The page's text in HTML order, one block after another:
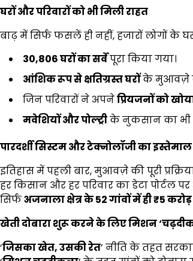
घरों और परिवारों को भी मिली राहत
बाढ़ में सिर्फ फसलें ही नहीं, हजारों लोगों के
30,806घरों का सर्वेपूरा किया गया।
आंशिक रूप से क्षतिग्रस्त घरोंके मुआवज़े
जिन परिवारों ने अपनेप्रियजनों को
मवेशियों और पोल्ट्रीके नुकसान का भी
पारदर्शी सिस्टम और टेक्नोलॉजी का इस्तेमाल
इतिहास में पहली बार, मुआवज़े की पूरी
हर किसान और हर परिवार का डेटा पोर्टल
सिर्फअजनाला क्षेत्र के52गांवों में ही₹5करोड़
खेती दोबारा शुरू करने के लिए मिशन‘
‘जिसका खेत,उसकी रेत’ नीति के तहत